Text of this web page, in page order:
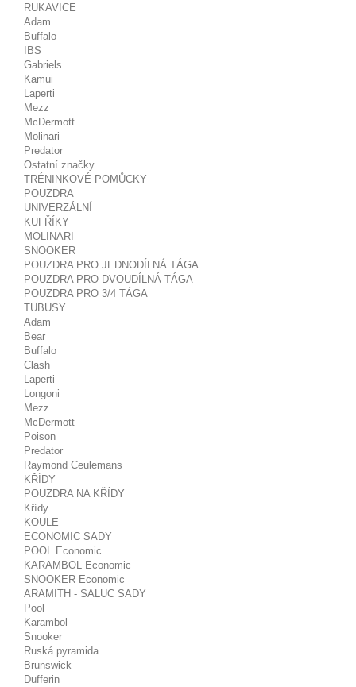
RUKAVICE
Adam
Buffalo
IBS
Gabriels
Kamui
Laperti
Mezz
McDermott
Molinari
Predator
Ostatní značky
TRÉNINKOVÉ POMŮCKY
POUZDRA
UNIVERZÁLNÍ
KUFŘÍKY
MOLINARI
SNOOKER
POUZDRA PRO JEDNODÍLNÁ TÁGA
POUZDRA PRO DVOUDÍLNÁ TÁGA
POUZDRA PRO 3/4 TÁGA
TUBUSY
Adam
Bear
Buffalo
Clash
Laperti
Longoni
Mezz
McDermott
Poison
Predator
Raymond Ceulemans
KŘÍDY
POUZDRA NA KŘÍDY
Křídy
KOULE
ECONOMIC SADY
POOL Economic
KARAMBOL Economic
SNOOKER Economic
ARAMITH - SALUC SADY
Pool
Karambol
Snooker
Ruská pyramida
Brunswick
Dufferin